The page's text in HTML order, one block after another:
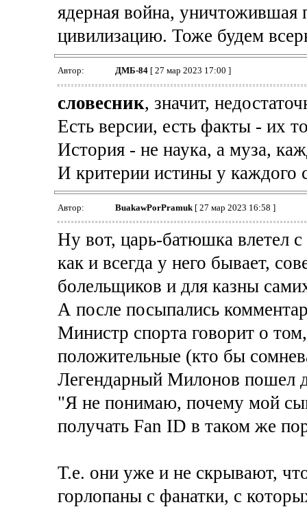
ядерная война,
цивилизацию. Тоже будем
Автор: ДМБ-84[ 27 мар 2023 17:00 ]
словесник, значит,
Есть версии, есть факты - их
История - не наука, а муза,
И критерии истины у каждого
Автор: BuakawPorPramuk[ 27 мар 2023 16:58 ]
Ну вот, царь-батюшка влетел
как и всегда у него бывает,
болельщиков и для казны
А после посыпались
Министр спорта говорит о
положительные (кто бы
Легендарный Милонов пошел
"Я не понимаю, почему мой
получать Fan ID в таком же
Т.е. они уже и не скрывают,
горлопаны с фанатки, с